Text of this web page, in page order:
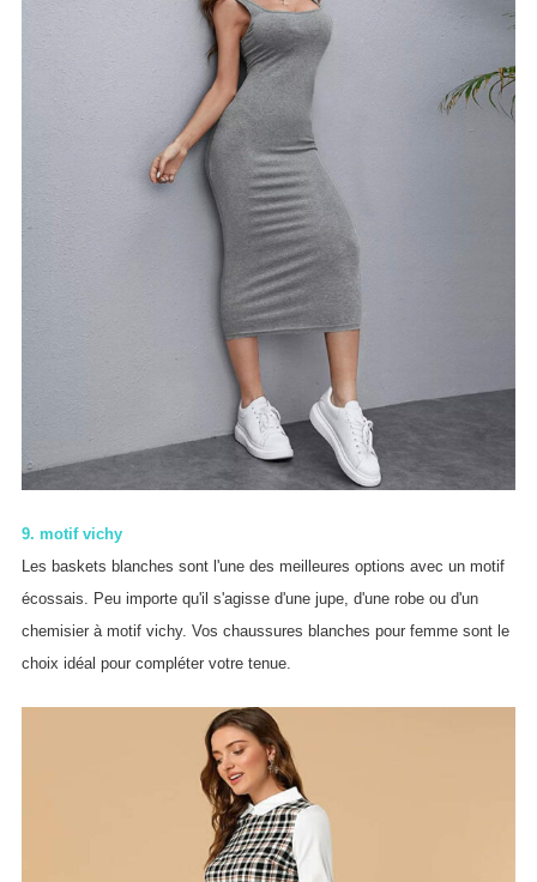
9. motif vichy
Les baskets blanches sont l'une des meilleures options avec un motif
écossais. Peu importe qu'il s'agisse d'une jupe, d'une robe ou d'un
chemisier à motif vichy. Vos chaussures blanches pour femme sont le
choix idéal pour compléter votre tenue.